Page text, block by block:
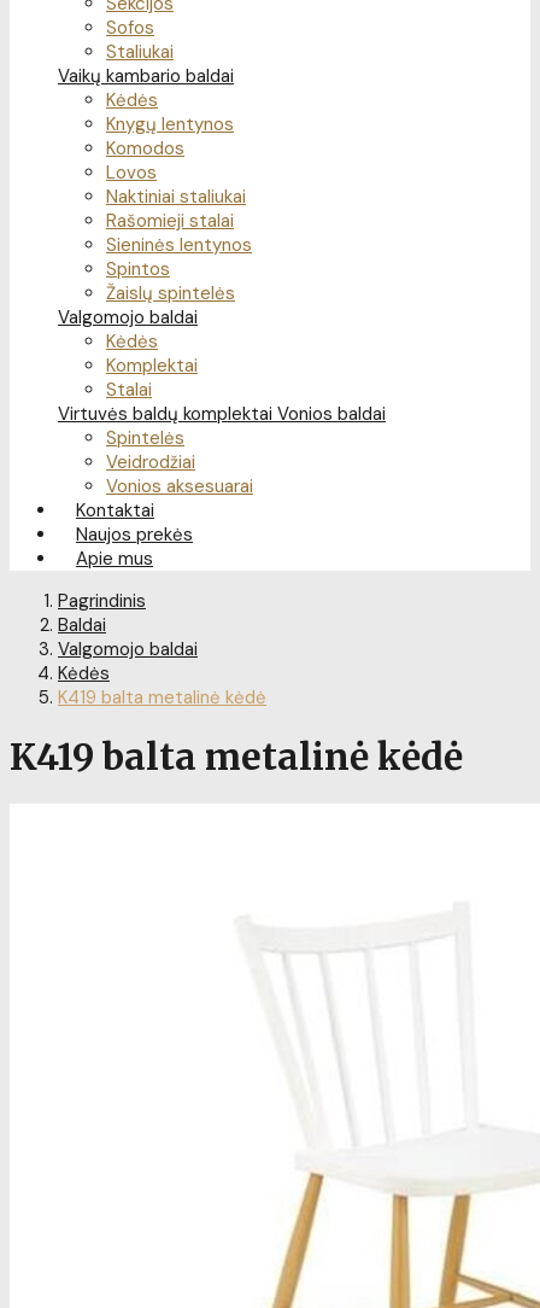
Sofos
Staliukai
Vaikų kambario baldai
Kėdės
Knygų lentynos
Komodos
Lovos
Naktiniai staliukai
Rašomieji stalai
Sieninės lentynos
Spintos
Žaislų spintelės
Valgomojo baldai
Kėdės
Komplektai
Stalai
Virtuvės baldų komplektai Vonios baldai
Spintelės
Veidrodžiai
Vonios aksesuarai
Kontaktai
Naujos prekės
Apie mus
Pagrindinis
Baldai
Valgomojo baldai
Kėdės
K419 balta metalinė kėdė
K419 balta metalinė kėdė